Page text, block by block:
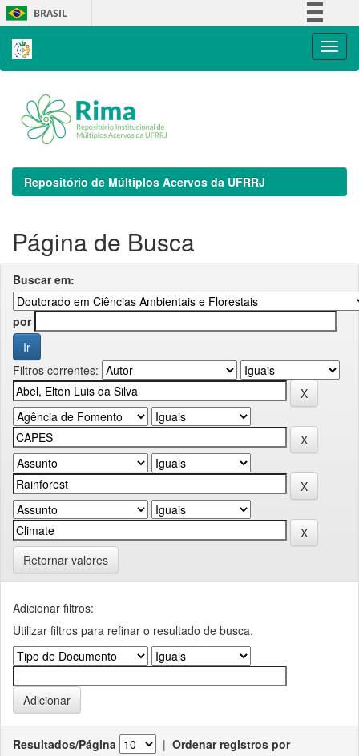
Skip
navigation
BRASIL
Repositório de Múltiplos Acervos da UFRRJ
Página de Busca
Buscar em:
por
Filtros correntes:
Retornar valores
Adicionar filtros:
Utilizar filtros para refinar o resultado de busca.
Resultados/Página | Ordenar registros por